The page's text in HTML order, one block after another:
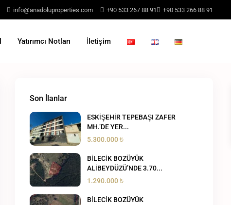
info@anadoluproperties.com +90 533 267 88 91 +90 533 266 88 91
Yatırımcı Notları İletişim
Son İlanlar
ESKİŞEHİR TEPEBAŞI ZAFER
MH.’DE YER...
5.300.000 ₺
BİLECİK BOZÜYÜK
ALİBEYDÜZÜ’NDE 3.70...
1.290.000 ₺
BİLECİK BOZÜYÜK